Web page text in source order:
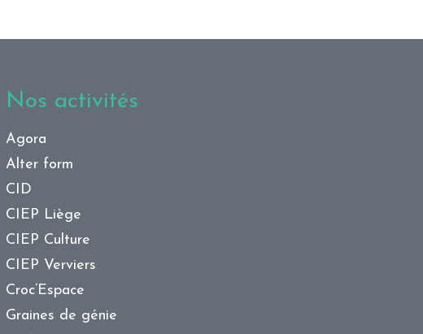
Nos activités
Agora
Alter form
CID
CIEP Liège
CIEP Culture
CIEP Verviers
Croc’Espace
Graines de génie